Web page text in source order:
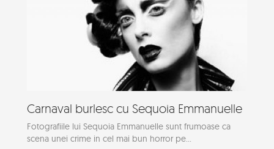
Carnaval burlesc cu Sequoia Emmanuelle
Fotografiile lui Sequoia Emmanuelle sunt frumoase ca
scena unei crime in cel mai bun horror pe...